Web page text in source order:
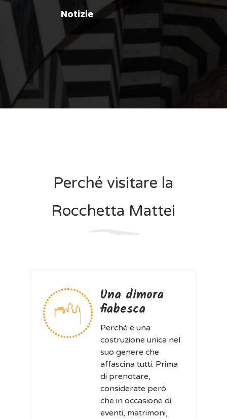
Notizie
Perché visitare la
Rocchetta Mattei
Una dimora
fiabesca
Perché è una
costruzione unica nel
suo genere che
affascina tutti. Prima
di prenotare,
considerate però
che in occasione di
eventi, matrimoni,